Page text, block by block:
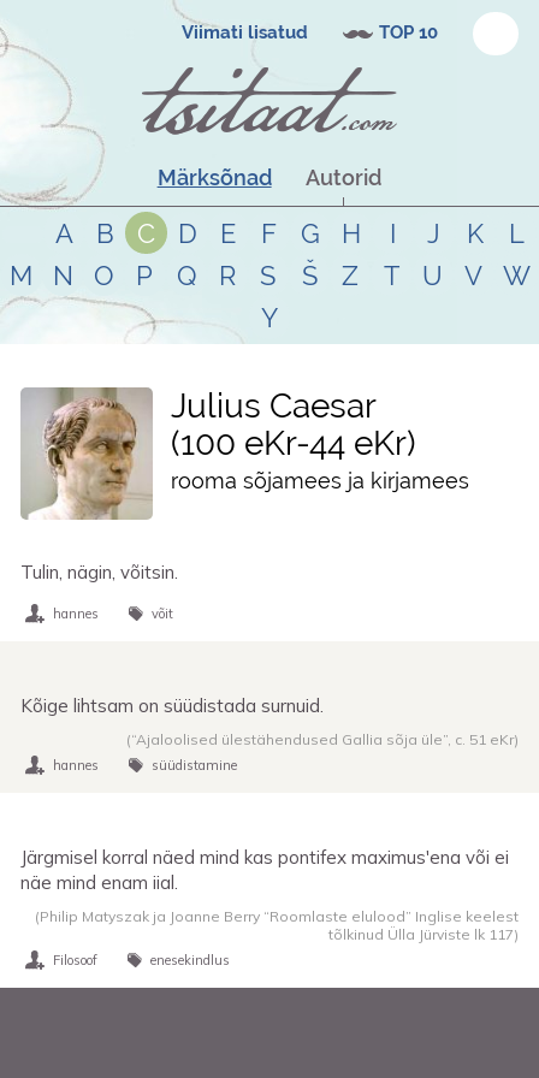
Viimati lisatud TOP 10
Märksõnad Autorid
A B C D E F G H I J K
L
M
N O P Q R S Š Z T U V
W
Y
Julius Caesar
100 eKr-44 eKr
rooma sõjamees ja kirjamees
Tulin, nägin, võitsin.
hannes võit
Kõige lihtsam on süüdistada surnuid.
(“Ajaloolised ülestähendused Gallia sõja üle”, c. 51 eKr)
hannes süüdistamine
Järgmisel korral näed mind kas pontifex maximus'ena või ei
näe mind enam iial.
(Philip Matyszak ja Joanne Berry “Roomlaste elulood” Inglise keelest
tõlkinud Ülla Jürviste lk 117)
Filosoof enesekindlus